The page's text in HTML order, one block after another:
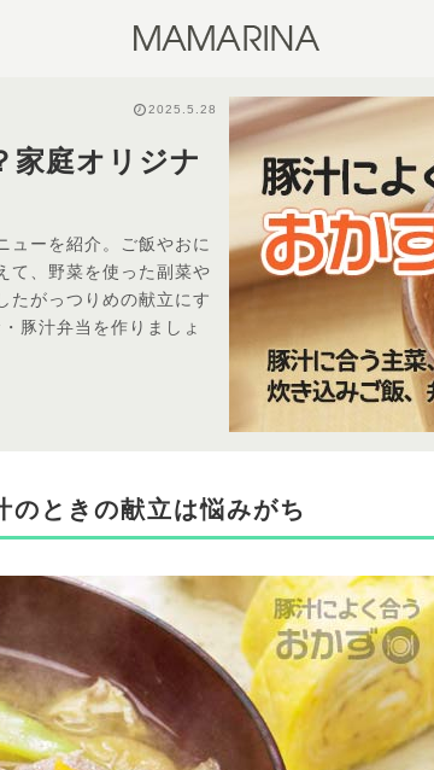
2025.5.28
家庭オリジナ
ューを紹介。ご飯やおに
て、野菜を使った副菜や
たがっつりめの献立にす
豚汁弁当を作りましょ
のときの献立は悩みがち